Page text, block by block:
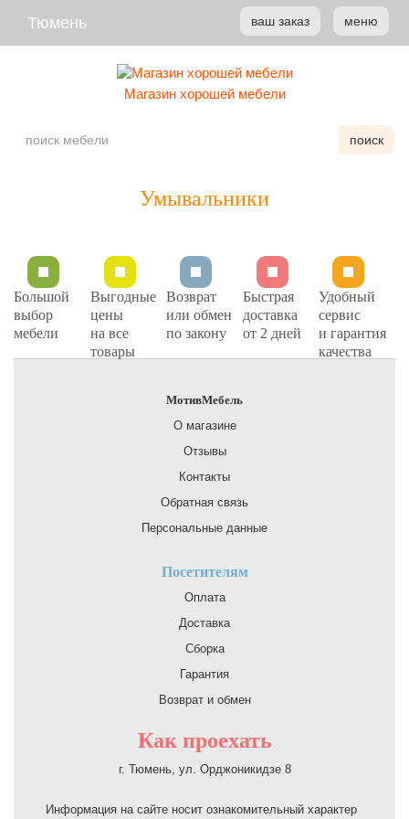
ваш заказ меню
Тюмень
Магазин хорошей мебели
поиск
Умывальники
Большой
выбор
мебели
Выгодные
цены
на все
товары
Возврат
или обмен
по закону
Быстрая
доставка
от 2 дней
Удобный
сервис
и гарантия
качества
МотивМебель
О магазине
Отзывы
Контакты
Обратная связь
Персональные данные
Посетителям
Оплата
Доставка
Сборка
Гарантия
Возврат и обмен
Как проехать
г. Тюмень, ул. Орджоникидзе 8
Информация на сайте носит ознакомительный характер